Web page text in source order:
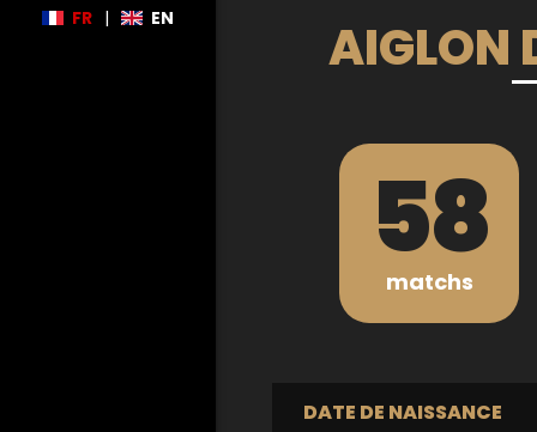
FR | EN AIGLON
58
matchs
DATE DE NAISSANCE